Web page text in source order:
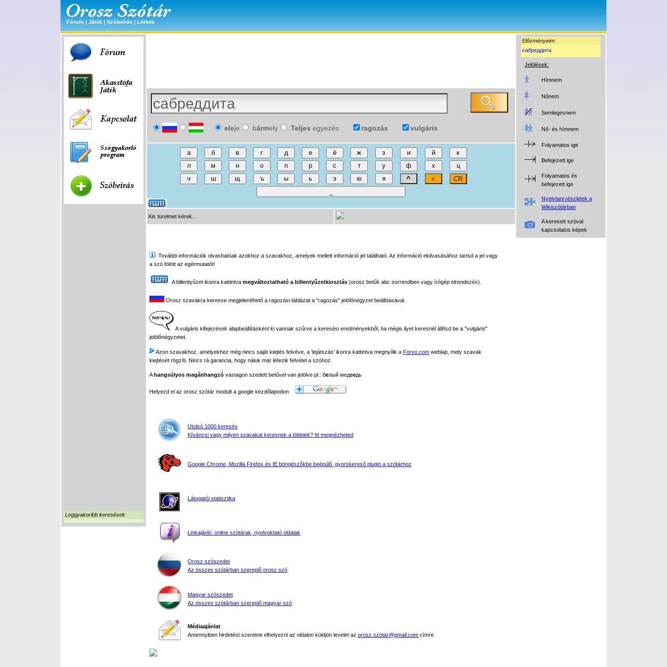
Fórum | Játék | Szóbeírás | Linkek
Előzményeim:
сабреддита
Jelölések:
Hímnem
Nőnem
Semlegesnem
Nő- és hímnem
Folyamatos ige
Befejezett ige
Folyamatos és
befejezett ige
Nyelvtani részletek a
Wikiszótárban
A keresett szóval
kapcsolatos képek
Leggyakoribb keresések:
eleje bármely Teljes egyezés ragozás vulgáris
Kis türelmet kérek...
További információk olvashatóak azokhoz a szavakhoz, amelyek mellett információ jel található. Az információ elolvasásához tartsd a jel vagy
a szó fölött az egérmutatót!
A billentyűzet ikonra kattintva megváltoztatható a billentyűzetkiosztás (orosz betűk abc sorrendben vagy írógép elrendezés).
Orosz szavakra keresve megjeleníthető a ragozási táblázat a "ragozás" jelölőnégyzet beállításával.
A vulgáris kifejezések alapbeállításként ki vannak szűrve a keresési eredményekből, ha mégis ilyet keresnél állítsd be a "vulgáris"
jelölőnégyzetet.
Azon szavakhoz, amelyekhez még nincs saját kiejtés felvéve, a 'lejátszás' ikonra kattintva megnyílik a Forvo.com weblap, mely szavak
kiejtését rögzíti. Nincs rá garancia, hogy náluk már létezik felvétel a szóhoz.
Ahangsúlyos magánhangzó vastagon szedett betűvel van jelölve pl.: белый медведь
Helyezd el az orosz szótár modult a google kezdőlapodon
Utolsó 1000 keresés
Kíváncsi vagy milyen szavakat keresnek a többiek? Itt megnézheted
Google Chrome, Mozilla Firefox és IE böngészőkbe beépülő, gyorskereső plugin a szótárhoz
Látogatói statisztika
Linkajánló: online szótárak, nyelvoktató oldalak
Orosz szószedet
Az összes szótárban szereplő orosz szó
Magyar szószedet
Az összes szótárban szereplő magyar szó
Médiaajánlat
Amennyiben hirdetést szeretne elhelyezni az oldalon küldjön levelet az orosz.szotar@gmail.com címre